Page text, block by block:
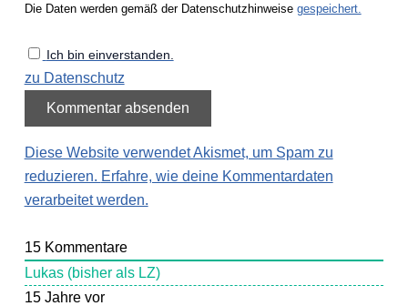
Die Daten werden gemäß der Datenschutzhinweise gespeichert.
Ich bin einverstanden.
zu Datenschutz
Diese Website verwendet Akismet, um Spam zu
reduzieren. Erfahre, wie deine Kommentardaten
verarbeitet werden.
15Kommentare
Lukas (bisher als LZ)
15 Jahre vor